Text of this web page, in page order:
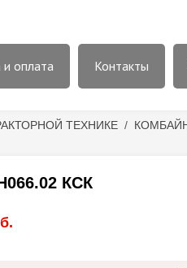
оплата Контакты
ТЕХНИКЕ /
КСК